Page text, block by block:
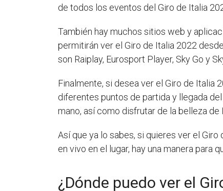
de todos los eventos del Giro de Italia
También hay muchos sitios web y
permitirán ver el Giro de Italia 2022
son Raiplay, Eurosport Player, Sky Go y
Finalmente, si desea ver el Giro de Italia
diferentes puntos de partida y llegada
mano, así como disfrutar de la belleza de
Así que ya lo sabes, si quieres ver el
en vivo en el lugar, hay una manera para
¿Dónde puedo ver el